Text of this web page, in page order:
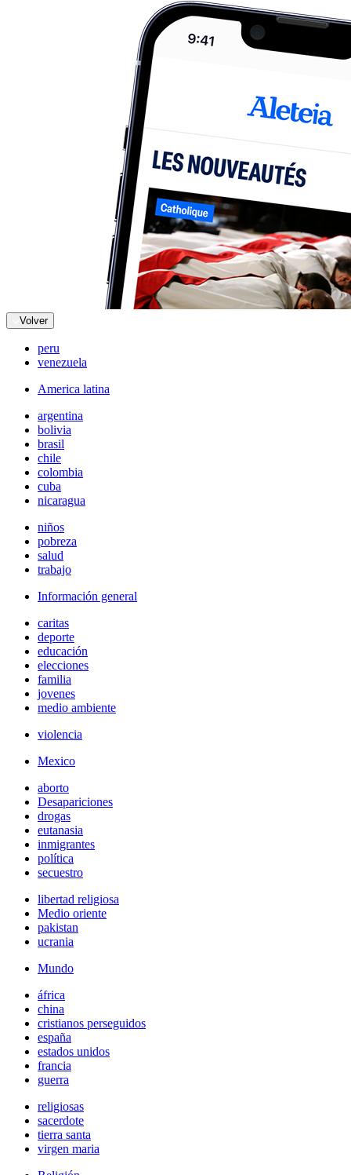
Volver
peru
venezuela
America latina
argentina
bolivia
brasil
chile
colombia
cuba
nicaragua
niños
pobreza
salud
trabajo
Información general
caritas
deporte
educación
elecciones
familia
jovenes
medio ambiente
violencia
Mexico
aborto
Desapariciones
drogas
eutanasia
inmigrantes
política
secuestro
libertad religiosa
Medio oriente
pakistan
ucrania
Mundo
áfrica
china
cristianos perseguidos
españa
estados unidos
francia
guerra
religiosas
sacerdote
tierra santa
virgen maria